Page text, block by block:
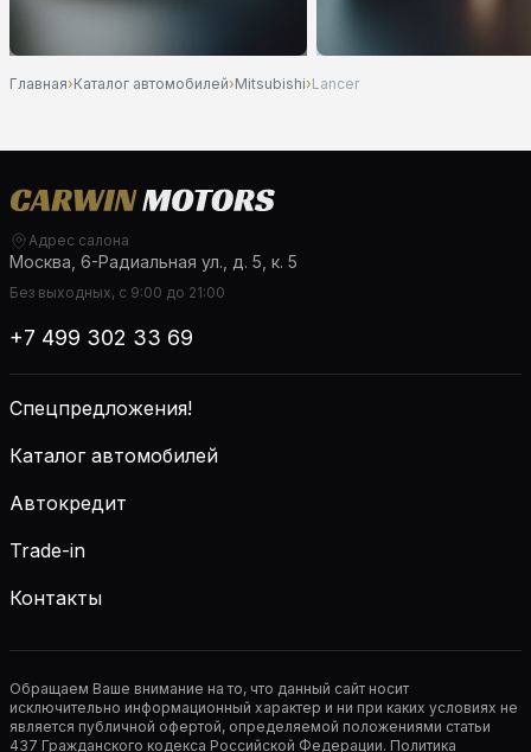
Главная›Каталог автомобилей›Mitsubishi›Lancer
Адрес салона
Москва, 6-Радиальная ул., д. 5, к. 5
Без выходных, с 9:00 до 21:00
+7 499 302 33 69
Спецпредложения!
Каталог автомобилей
Автокредит
Trade-in
Контакты
Обращаем Ваше внимание на то, что данный сайт носит
исключительно информационный характер и ни при каких условиях не
является публичной офертой, определяемой положениями статьи
437 Гражданского кодекса Российской Федерации. Политика